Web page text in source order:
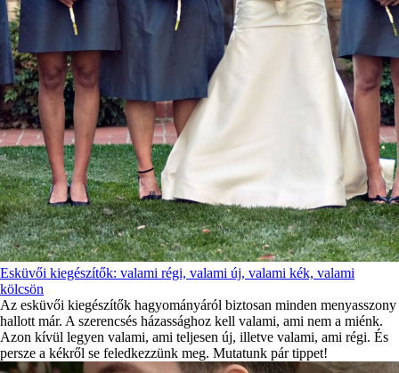
Esküvői kiegészítők: valami régi, valami új, valami kék, valami
kölcsön
Az esküvői kiegészítők hagyományáról biztosan minden menyasszony
hallott már. A szerencsés házassághoz kell valami, ami nem a miénk.
Azon kívül legyen valami, ami teljesen új, illetve valami, ami régi. És
persze a kékről se feledkezzünk meg. Mutatunk pár tippet!